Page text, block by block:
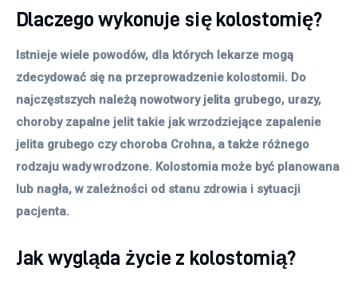
Dlaczego wykonuje się kolostomię?
Istnieje wiele powodów, dla których lekarze mogą
zdecydować się na przeprowadzenie kolostomii. Do
najczęstszych należą nowotwory jelita grubego, urazy,
choroby zapalne jelit takie jak wrzodziejące zapalenie
jelita grubego czy choroba Crohna, a także różnego
rodzaju wady wrodzone. Kolostomia może być planowana
lub nagła, w zależności od stanu zdrowia i sytuacji
pacjenta.
Jak wygląda życie z kolostomią?